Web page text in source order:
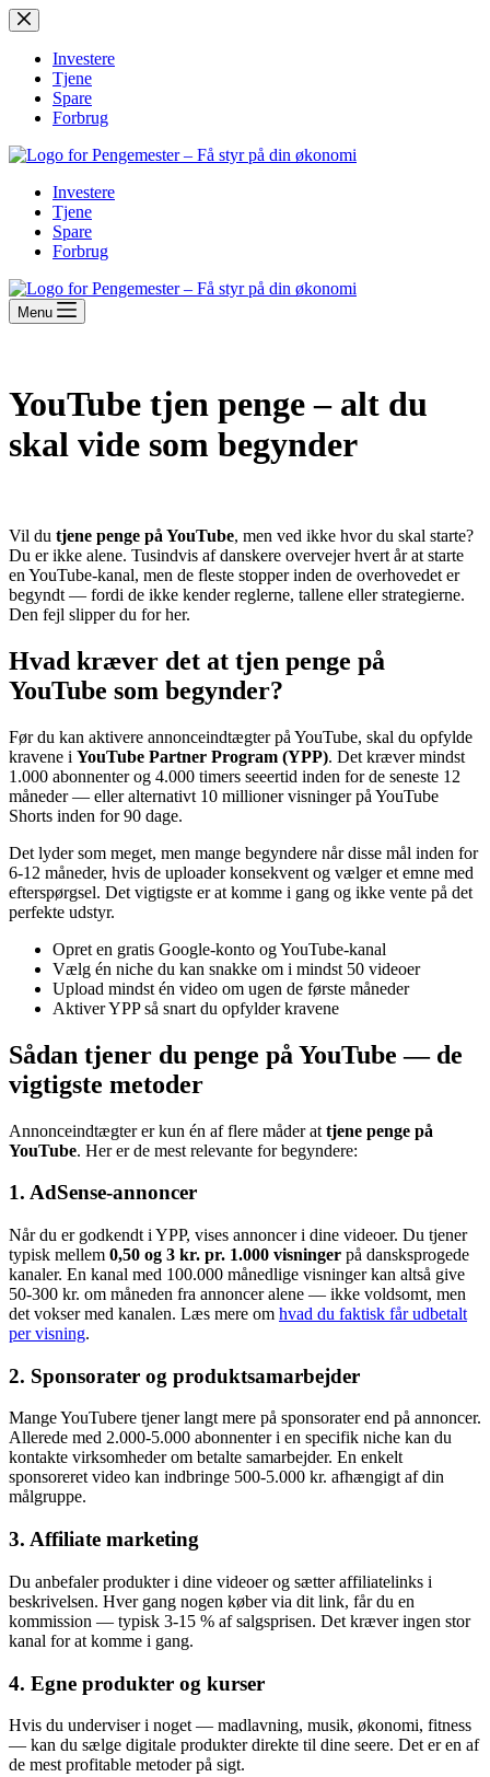
Fortsæt
til
indholdInvestere
Tjene
Spare
Forbrug
Investere
Tjene
Spare
Forbrug
Menu
YouTube tjen penge – alt du
skal vide som begynder
Vil du tjene penge på YouTube, men ved ikke hvor du skal starte?
Du er ikke alene. Tusindvis af danskere overvejer hvert år at starte
en YouTube-kanal, men de fleste stopper inden de overhovedet er
begyndt — fordi de ikke kender reglerne, tallene eller strategierne.
Den fejl slipper du for her.
Hvad kræver det at tjen penge på
YouTube som begynder?
Før du kan aktivere annonceindtægter på YouTube, skal du opfylde
kravene i YouTube Partner Program (YPP). Det kræver mindst
1.000 abonnenter og 4.000 timers seeertid inden for de seneste 12
måneder — eller alternativt 10 millioner visninger på YouTube
Shorts inden for 90 dage.
Det lyder som meget, men mange begyndere når disse mål inden for
6-12 måneder, hvis de uploader konsekvent og vælger et emne med
efterspørgsel. Det vigtigste er at komme i gang og ikke vente på det
perfekte udstyr.
Opret en gratis Google-konto og YouTube-kanal
Vælg én niche du kan snakke om i mindst 50 videoer
Upload mindst én video om ugen de første måneder
Aktiver YPP så snart du opfylder kravene
Sådan tjener du penge på YouTube — de
vigtigste metoder
Annonceindtægter er kun én af flere måder at tjene penge på
YouTube. Her er de mest relevante for begyndere:
1. AdSense-annoncer
Når du er godkendt i YPP, vises annoncer i dine videoer. Du tjener
typisk mellem 0,50 og 3 kr. pr. 1.000 visninger på dansksprogede
kanaler. En kanal med 100.000 månedlige visninger kan altså give
50-300 kr. om måneden fra annoncer alene — ikke voldsomt, men
det vokser med kanalen. Læs mere om hvad du faktisk får udbetalt
per visning.
2. Sponsorater og produktsamarbejder
Mange YouTubere tjener langt mere på sponsorater end på annoncer.
Allerede med 2.000-5.000 abonnenter i en specifik niche kan du
kontakte virksomheder om betalte samarbejder. En enkelt
sponsoreret video kan indbringe 500-5.000 kr. afhængigt af din
målgruppe.
3. Affiliate marketing
Du anbefaler produkter i dine videoer og sætter affiliatelinks i
beskrivelsen. Hver gang nogen køber via dit link, får du en
kommission — typisk 3-15 % af salgsprisen. Det kræver ingen stor
kanal for at komme i gang.
4. Egne produkter og kurser
Hvis du underviser i noget — madlavning, musik, økonomi, fitness
— kan du sælge digitale produkter direkte til dine seere. Det er en af
de mest profitable metoder på sigt.